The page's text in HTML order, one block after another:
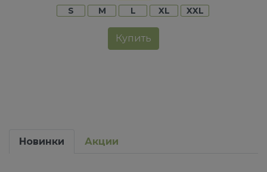
S
M L XL XXL
Купить
Новинки Акции